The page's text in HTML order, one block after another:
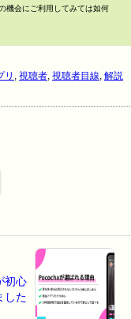
機会にご利用してみては如何
リ , 視聴者, 視聴者目線, 解説
初心
した